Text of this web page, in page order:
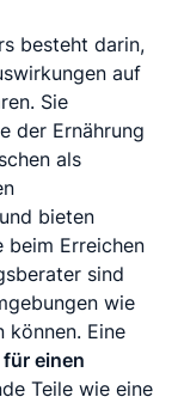
besteht darin,
auf
Sie
der Ernährung
als
bieten
beim Erreichen
sind
wie
können. Eine
einen
Teile wie eine